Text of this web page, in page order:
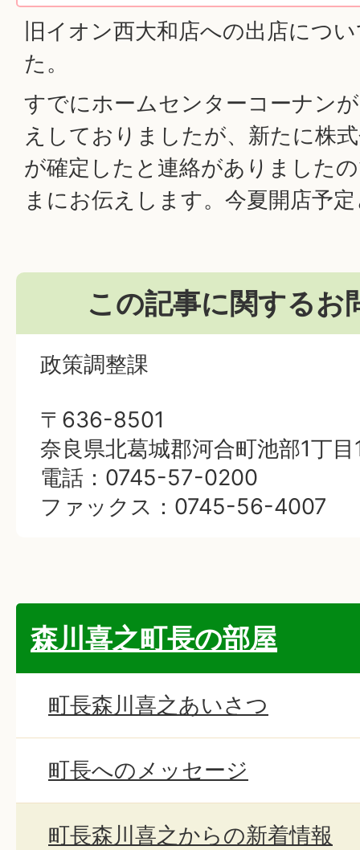
旧イオン西大和店への出店につ
た。
すでにホームセンターコーナン
えしておりましたが、新たに株
が確定したと連絡がありました
まにお伝えします。今夏開店予
この記事に関するお
政策調整課
〒636-8501
奈良県北葛城郡河合町池部1丁目
電話：0745-57-0200
ファックス：0745-56-4007
森川喜之町長の部屋
町長森川喜之あいさつ
町長へのメッセージ
町長森川喜之からの新着情報